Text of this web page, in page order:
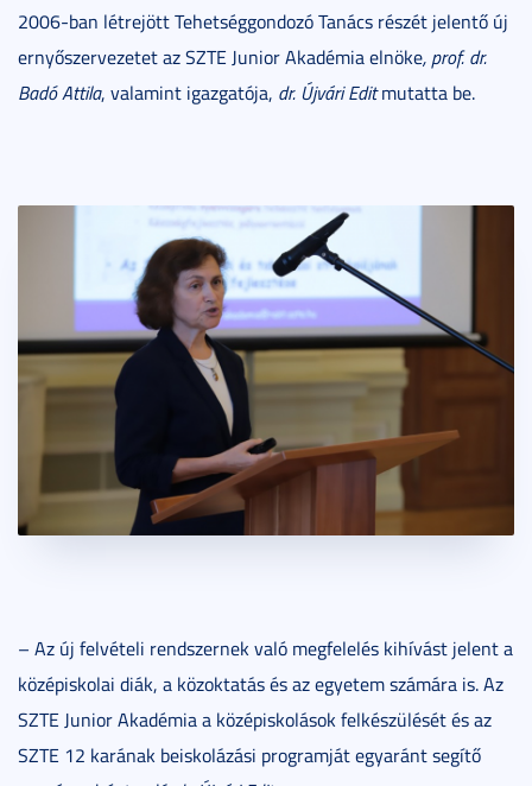
2006-ban létrejött Tehetséggondozó Tanács részét jelentő új
ernyőszervezetet az SZTE Junior Akadémia elnöke, prof. dr.
Badó Attila, valamint igazgatója, dr. Újvári Editmutatta be.
– Az új felvételi rendszernek való megfelelés kihívást jelent a
középiskolai diák, a közoktatás és az egyetem számára is. Az
SZTE Junior Akadémia a középiskolások felkészülését és az
SZTE 12 karának beiskolázási programját egyaránt segítő